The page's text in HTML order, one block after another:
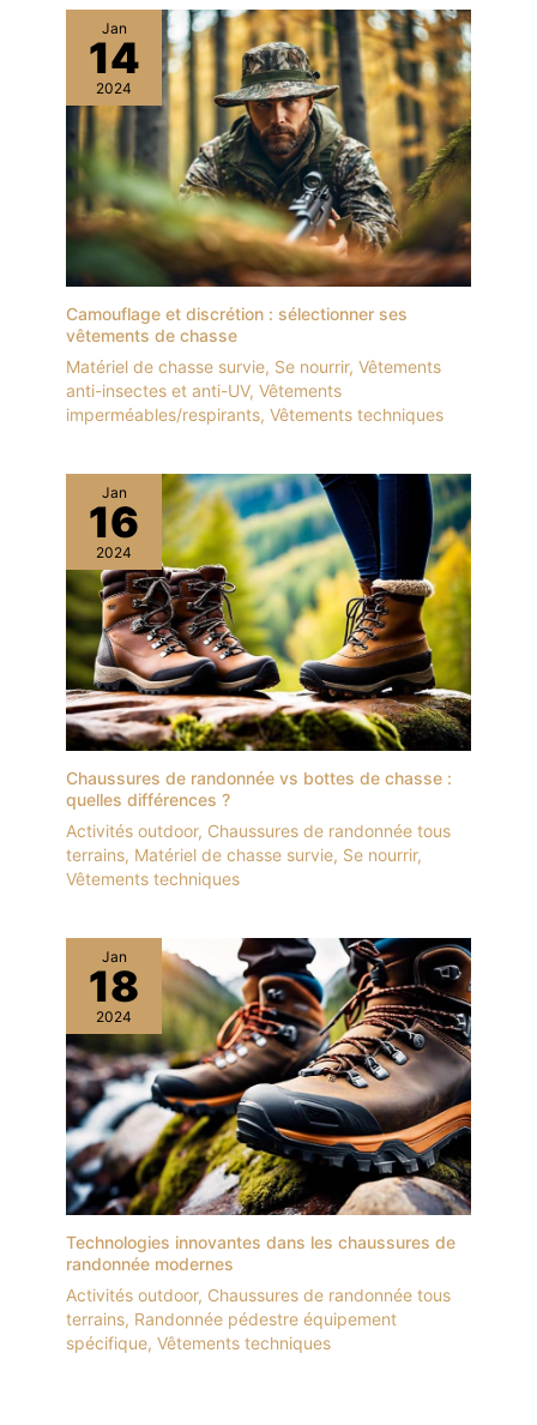
Jan
14
2024
Camouflage et discrétion : sélectionner ses
vêtements de chasse
Matériel de chasse survie, Se nourrir, Vêtements
anti-insectes et anti-UV, Vêtements
imperméables/respirants, Vêtements techniques
Jan
16
2024
Chaussures de randonnée vs bottes de chasse :
quelles différences ?
Activités outdoor, Chaussures de randonnée tous
terrains, Matériel de chasse survie, Se nourrir,
Vêtements techniques
Jan
18
2024
Technologies innovantes dans les chaussures de
randonnée modernes
Activités outdoor, Chaussures de randonnée tous
terrains, Randonnée pédestre équipement
spécifique, Vêtements techniques